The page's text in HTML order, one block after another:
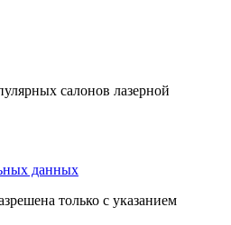
салонов лазерной
данных
только с указанием